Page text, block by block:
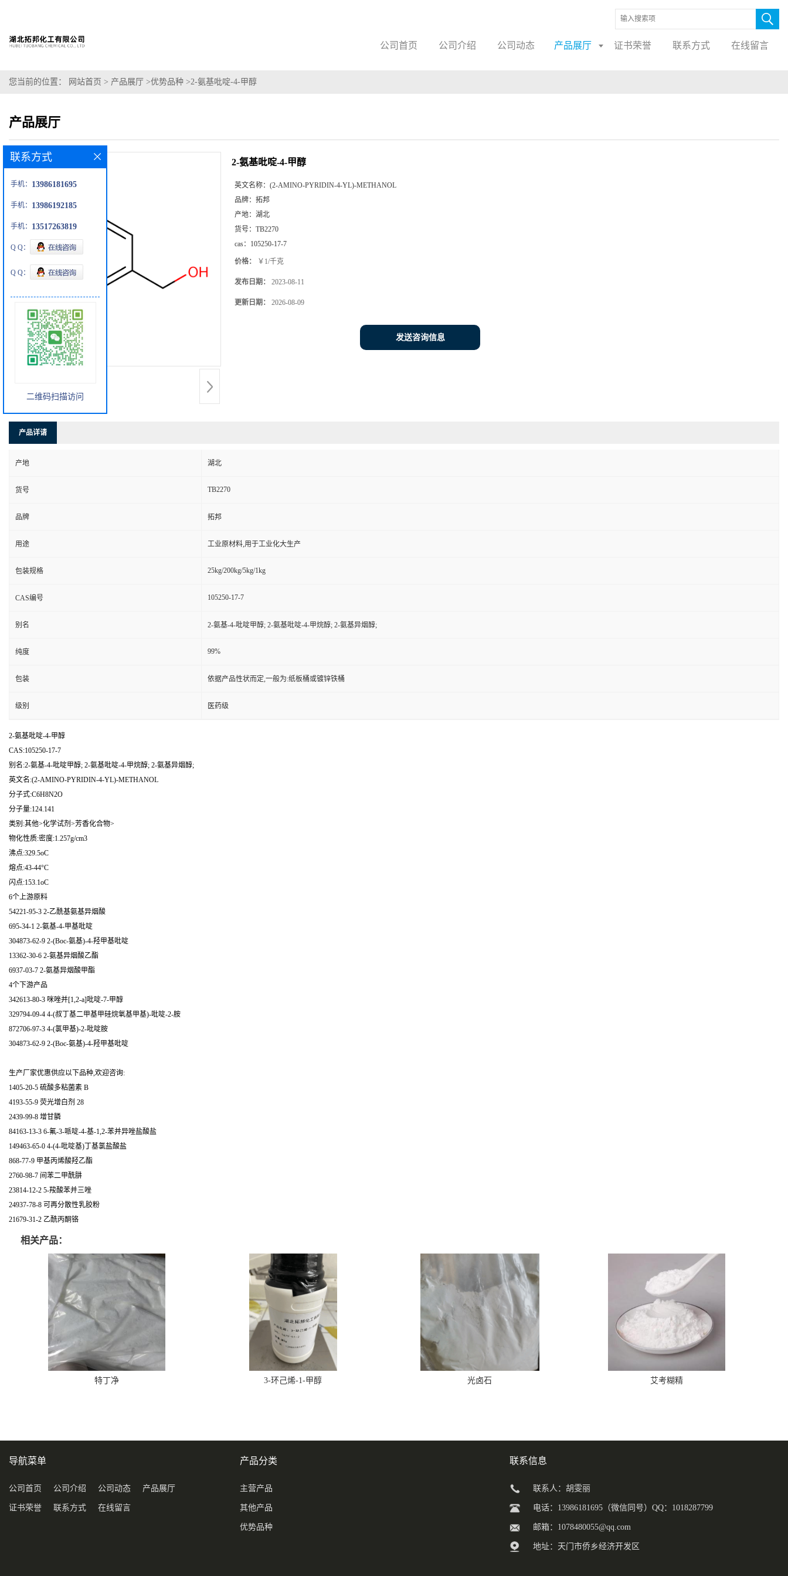
公司首页 公司介绍 公司动态 产品展厅 证书荣誉 联系方式 在线留言
您当前的位置： 网站首页 > 产品展厅 >优势品种 >2-氨基吡啶-4-甲醇
产品展厅
2-氨基吡啶-4-甲醇
英文名称： (2-AMINO-PYRIDIN-4-YL)-METHANOL
品牌： 拓邦
产地： 湖北
货号： TB2270
cas： 105250-17-7
价格： ￥1/千克
发布日期： 2023-08-11
更新日期： 2026-08-09
发送咨询信息
产品详请
产地 湖北
货号 TB2270
品牌 拓邦
用途 工业原材料,用于工业化大生产
包装规格 25kg/200kg/5kg/1kg
CAS编号 105250-17-7
别名 2-氨基-4-吡啶甲醇; 2-氨基吡啶-4-甲烷醇; 2-氨基异烟醇;
纯度 99%
包装 依据产品性状而定,一般为:纸板桶或镀锌铁桶
级别 医药级
2-氨基吡啶-4-甲醇
CAS:105250-17-7
别名:2-氨基-4-吡啶甲醇; 2-氨基吡啶-4-甲烷醇; 2-氨基异烟醇;
英文名:(2-AMINO-PYRIDIN-4-YL)-METHANOL
分子式:C6H8N2O
分子量:124.141
类别:其他>化学试剂>芳香化合物>
物化性质:密度:1.257g/cm3
沸点:329.5oC
熔点:43-44°C
闪点:153.1oC
6个上游原料
54221-95-3 2-乙酰基氨基异烟酸
695-34-1 2-氨基-4-甲基吡啶
304873-62-9 2-(Boc-氨基)-4-羟甲基吡啶
13362-30-6 2-氨基异烟酸乙酯
6937-03-7 2-氨基异烟酸甲酯
4个下游产品
342613-80-3 咪唑并[1,2-a]吡啶-7-甲醇
329794-09-4 4-(叔丁基二甲基甲硅烷氧基甲基)-吡啶-2-胺
872706-97-3 4-(氯甲基)-2-吡啶胺
304873-62-9 2-(Boc-氨基)-4-羟甲基吡啶
生产厂家优惠供应以下品种,欢迎咨询:
1405-20-5 硫酸多粘菌素 B
4193-55-9 荧光增白剂 28
2439-99-8 增甘膦
84163-13-3 6-氟-3-哌啶-4-基-1,2-苯并异唑盐酸盐
149463-65-0 4-(4-吡啶基)丁基氯盐酸盐
868-77-9 甲基丙烯酸羟乙酯
2760-98-7 间苯二甲酰肼
23814-12-2 5-羧酸苯并三唑
24937-78-8 可再分散性乳胶粉
21679-31-2 乙酰丙酮铬
相关产品：
特丁净 3-环己烯-1-甲醇 光卤石 艾考糊精
联系方式
手机： 13986181695
手机： 13986192185
手机： 13517263819
Q Q：
Q Q：
二维码扫描访问
导航菜单
公司首页 公司介绍 公司动态 产品展厅
证书荣誉 联系方式 在线留言
产品分类
主营产品
其他产品
优势品种
联系信息
联系人：胡雯丽
电话：13986181695（微信同号）QQ：1018287799
邮箱： 1078480055@qq.com
地址：天门市侨乡经济开发区